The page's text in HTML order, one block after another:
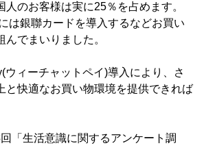
人のお客様は実に25％を占めます。
は銀聯カードを導入するなどお買い
でまいりました。
ウィーチャットペイ)導入により、さ
と快適なお買い物環境を提供できれば
「生活意識に関するアンケート調